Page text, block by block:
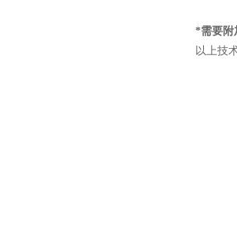
*需要附
以上技